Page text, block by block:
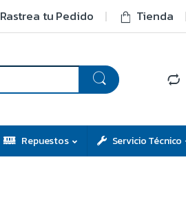
Rastrea tu Pedido Tienda
Repuestos Servicio Técnico